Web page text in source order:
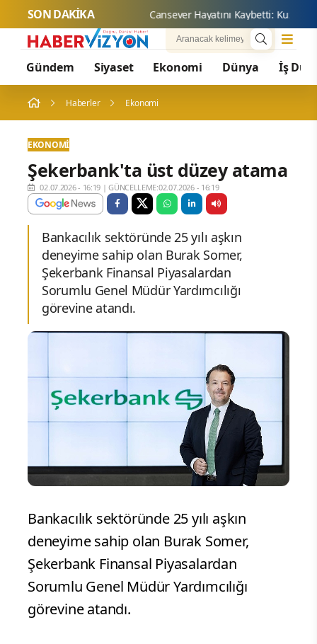
SON DAKİKA
Gündem Siyaset Ekonomi Dünya İş
Haberler Ekonomi
EKONOMI
Şekerbank'ta üst düzey atama
02.07.2026 - 16:19 |GÜNCELLEME:02.07.2026 - 16:19
Bankacılık sektöründe 25 yılı aşkın
deneyime sahip olan Burak Somer,
Şekerbank Finansal Piyasalardan
Sorumlu Genel Müdür Yardımcılığı
görevine atandı.
Bankacılık sektöründe 25 yılı aşkın
deneyime sahip olan Burak Somer,
Şekerbank Finansal Piyasalardan
Sorumlu Genel Müdür Yardımcılığı
görevine atandı.